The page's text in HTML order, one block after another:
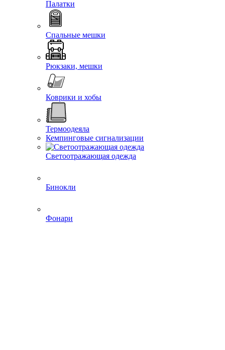
Палатки
Спальные мешки
Рюкзаки, мешки
Коврики и хобы
Термоодеяла
Кемпинговые сигнализации
Светоотражающая одежда
Бинокли
Фонари